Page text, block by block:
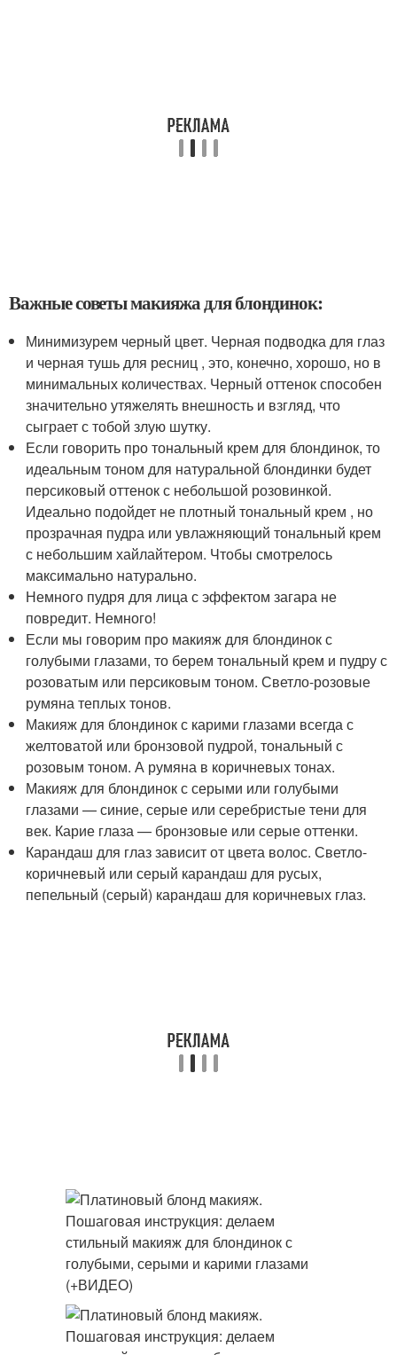
Важные советы макияжа для блондинок:
Минимизурем черный цвет. Черная подводка для глаз
и черная тушь для ресниц , это, конечно, хорошо, но в
минимальных количествах. Черный оттенок способен
значительно утяжелять внешность и взгляд, что
сыграет с тобой злую шутку.
Если говорить про тональный крем для блондинок, то
идеальным тоном для натуральной блондинки будет
персиковый оттенок с небольшой розовинкой.
Идеально подойдет не плотный тональный крем , но
прозрачная пудра или увлажняющий тональный крем
с небольшим хайлайтером. Чтобы смотрелось
максимально натурально.
Немного пудря для лица с эффектом загара не
повредит. Немного!
Если мы говорим про макияж для блондинок с
голубыми глазами, то берем тональный крем и пудру с
розоватым или персиковым тоном. Светло-розовые
румяна теплых тонов.
Макияж для блондинок с карими глазами всегда с
желтоватой или бронзовой пудрой, тональный с
розовым тоном. А румяна в коричневых тонах.
Макияж для блондинок с серыми или голубыми
глазами — синие, серые или серебристые тени для
век. Карие глаза — бронзовые или серые оттенки.
Карандаш для глаз зависит от цвета волос. Светло-
коричневый или серый карандаш для русых,
пепельный (серый) карандаш для коричневых глаз.